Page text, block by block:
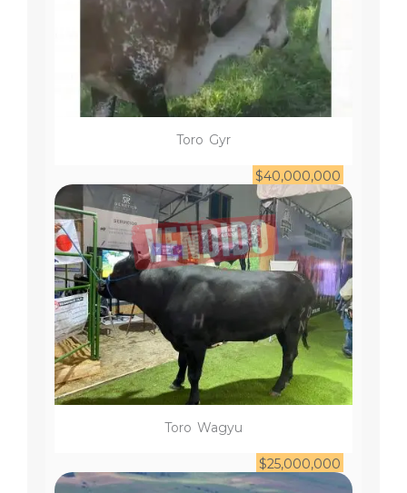
Toro Gyr
$40,000,000
Toro Wagyu
$25,000,000